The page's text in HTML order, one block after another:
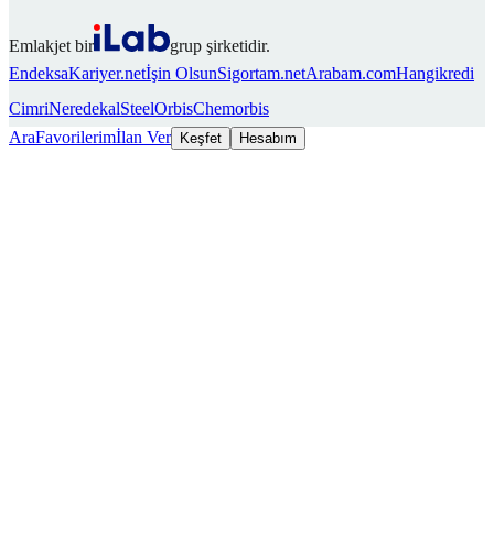
Emlakjet bir
grup şirketidir.
EndeksaKariyer.netİşin OlsunSigortam.netArabam.comHangikredi
CimriNeredekalSteelOrbisChemorbis
AraFavorilerimİlan Ver Keşfet Hesabım